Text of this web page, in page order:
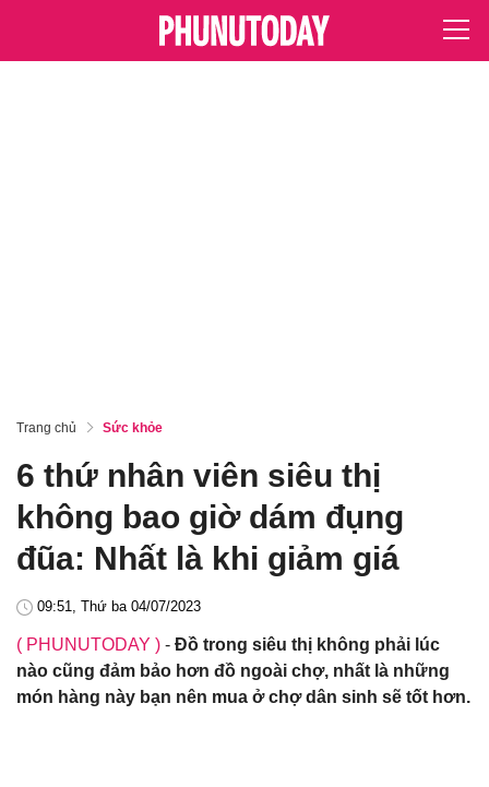
Trang chủ Sức khỏe
6 thứ nhân viên siêu thị
không bao giờ dám đụng
đũa: Nhất là khi giảm giá
09:51, Thứ ba 04/07/2023
( PHUNUTODAY ) - Đồ trong siêu thị không phải lúc
nào cũng đảm bảo hơn đồ ngoài chợ, nhất là những
món hàng này bạn nên mua ở chợ dân sinh sẽ tốt hơn.